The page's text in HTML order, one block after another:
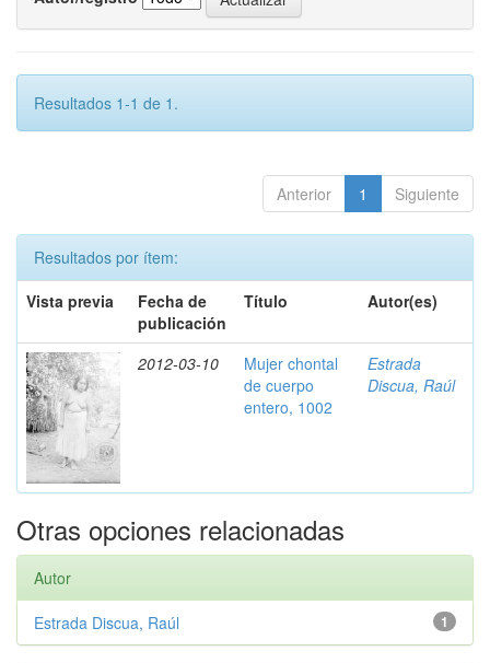
Resultados 1-1 de 1.
Anterior 1 Siguiente
Resultados por ítem:
Vista previa
Fecha de
publicación
Título Autor(es)
2012-03-10
Mujer chontal
de cuerpo
entero, 1002
Estrada
Discua, Raúl
Otras opciones relacionadas
Autor
1
Estrada Discua, Raúl